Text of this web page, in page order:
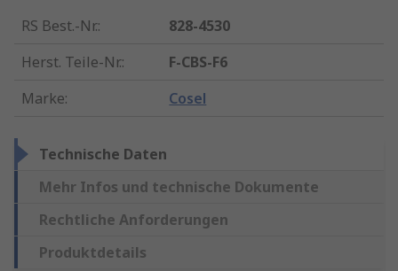
RS Best.-Nr.:
828-4530
Herst. Teile-Nr.:
F-CBS-F6
Marke: Cosel
Technische Daten
Mehr Infos und technische Dokumente
Rechtliche Anforderungen
Produktdetails